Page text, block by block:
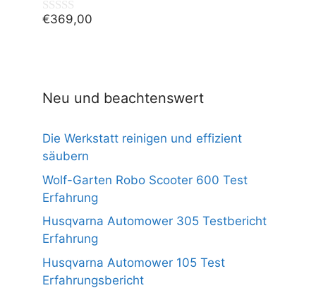
0
€369,00
Neu und beachtenswert
Die Werkstatt reinigen und effizient
säubern
Wolf-Garten Robo Scooter 600 Test
Erfahrung
Husqvarna Automower 305 Testbericht
Erfahrung
Husqvarna Automower 105 Test
Erfahrungsbericht